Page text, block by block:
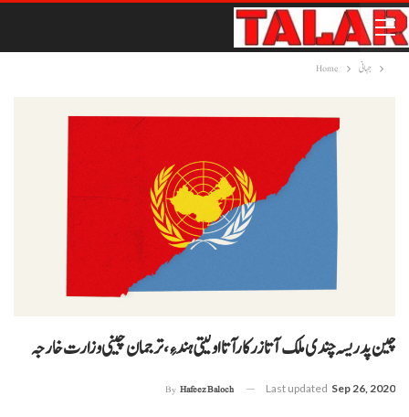
Home جہانی
چین پدریسہ چندی ملک آتا زرکارآتا اولیتی ہند ءِ، ترجمان چینی وزارت خارجہ
By Hafeez Baloch Last updated Sep 26, 2020